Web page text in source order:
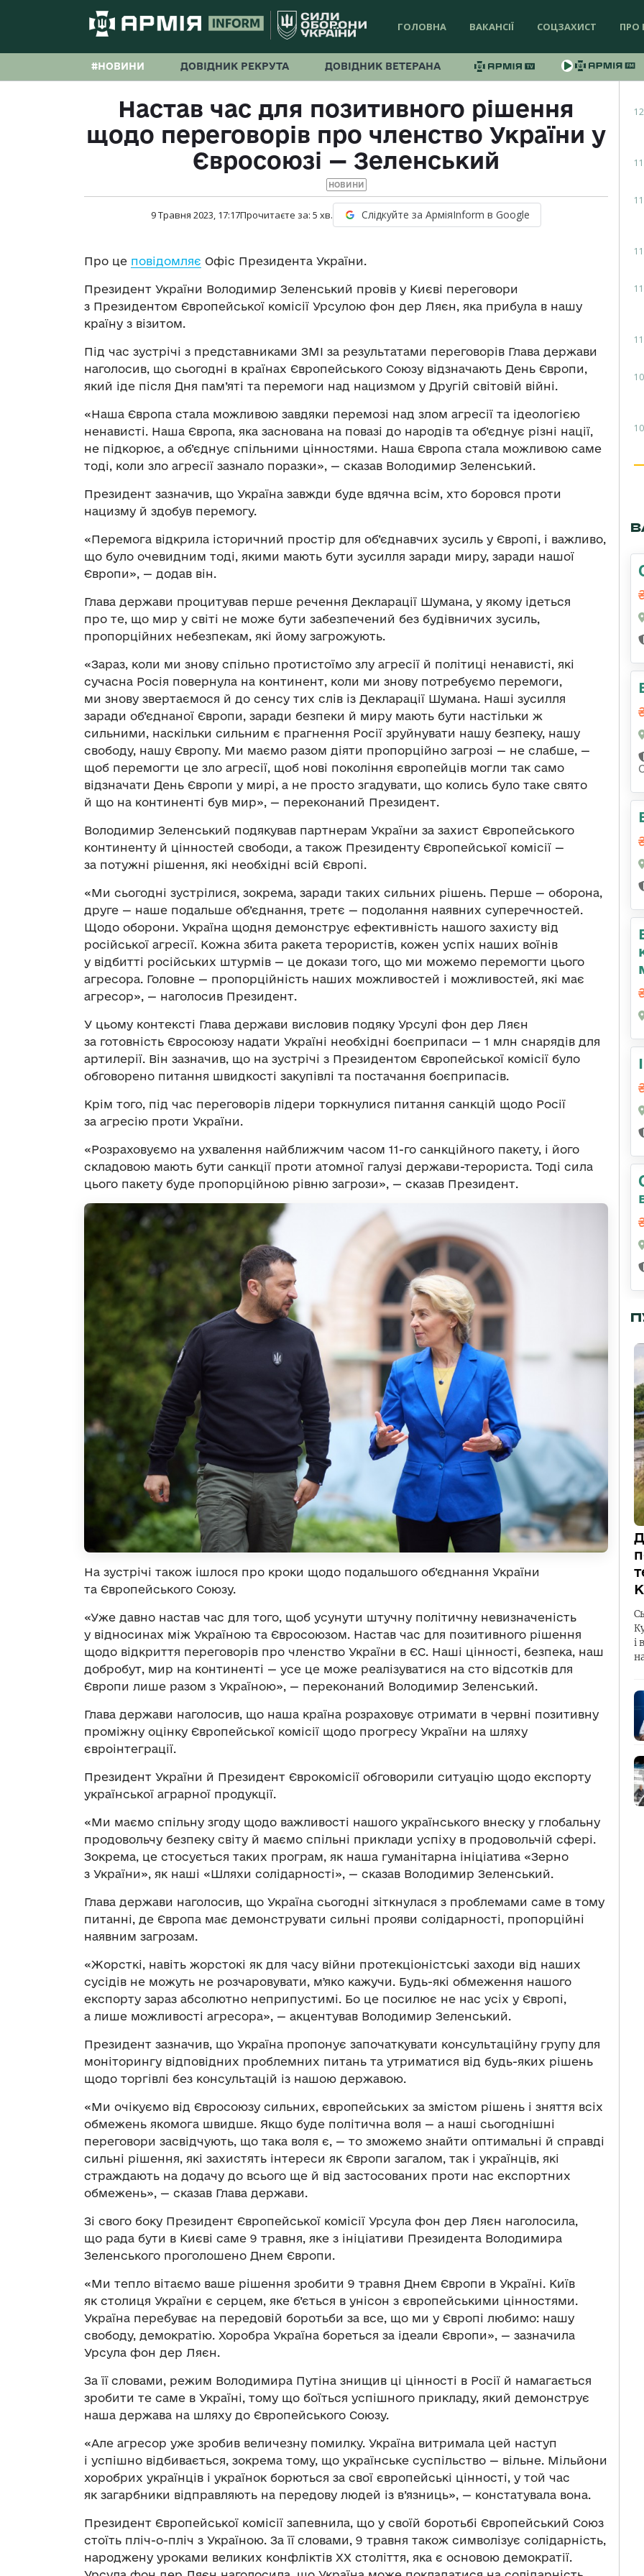
ГОЛОВНА ВАКАНСІЇ СОЦЗАХИСТ ПРО
#НОВИНИ ДОВІДНИК РЕКРУТА ДОВІДНИК ВЕТЕРАНА
Настав час для позитивного рішення
щодо переговорів про членство України у
Євросоюзі — Зеленський
НОВИНИ
9 Травня 2023, 17:17Прочитаєте за: 5 хв. Слідкуйте за АрміяInform в Google
Про це повідомляє Офіс Президента України.
Президент України Володимир Зеленський провів у Києві переговори
з Президентом Європейської комісії Урсулою фон дер Ляєн, яка прибула в нашу
країну з візитом.
Під час зустрічі з представниками ЗМІ за результатами переговорів Глава держави
наголосив, що сьогодні в країнах Європейського Союзу відзначають День Європи,
який іде після Дня пам’яті та перемоги над нацизмом у Другій світовій війні.
«Наша Європа стала можливою завдяки перемозі над злом агресії та ідеологією
ненависті. Наша Європа, яка заснована на повазі до народів та об’єднує різні нації,
не підкорює, а об’єднує спільними цінностями. Наша Європа стала можливою саме
тоді, коли зло агресії зазнало поразки», — сказав Володимир Зеленський.
Президент зазначив, що Україна завжди буде вдячна всім, хто боровся проти
нацизму й здобув перемогу.
«Перемога відкрила історичний простір для об’єднавчих зусиль у Європі, і важливо,
що було очевидним тоді, якими мають бути зусилля заради миру, заради нашої
Європи», — додав він.
Глава держави процитував перше речення Декларації Шумана, у якому ідеться
про те, що мир у світі не може бути забезпечений без будівничих зусиль,
пропорційних небезпекам, які йому загрожують.
«Зараз, коли ми знову спільно протистоїмо злу агресії й політиці ненависті, які
сучасна Росія повернула на континент, коли ми знову потребуємо перемоги,
ми знову звертаємося й до сенсу тих слів із Декларації Шумана. Наші зусилля
заради об’єднаної Європи, заради безпеки й миру мають бути настільки ж
сильними, наскільки сильним є прагнення Росії зруйнувати нашу безпеку, нашу
свободу, нашу Європу. Ми маємо разом діяти пропорційно загрозі — не слабше, —
щоб перемогти це зло агресії, щоб нові покоління європейців могли так само
відзначати День Європи у мирі, а не просто згадувати, що колись було таке свято
й що на континенті був мир», — переконаний Президент.
Володимир Зеленський подякував партнерам України за захист Європейського
континенту й цінностей свободи, а також Президенту Європейської комісії —
за потужні рішення, які необхідні всій Європі.
«Ми сьогодні зустрілися, зокрема, заради таких сильних рішень. Перше — оборона,
друге — наше подальше об’єднання, третє — подолання наявних суперечностей.
Щодо оборони. Україна щодня демонструє ефективність нашого захисту від
російської агресії. Кожна збита ракета терористів, кожен успіх наших воїнів
у відбитті російських штурмів — це докази того, що ми можемо перемогти цього
агресора. Головне — пропорційність наших можливостей і можливостей, які має
агресор», — наголосив Президент.
У цьому контексті Глава держави висловив подяку Урсулі фон дер Ляєн
за готовність Євросоюзу надати Україні необхідні боєприпаси — 1 млн снарядів для
артилерії. Він зазначив, що на зустрічі з Президентом Європейської комісії було
обговорено питання швидкості закупівлі та постачання боєприпасів.
Крім того, під час переговорів лідери торкнулися питання санкцій щодо Росії
за агресію проти України.
«Розраховуємо на ухвалення найближчим часом 11-го санкційного пакету, і його
складовою мають бути санкції проти атомної галузі держави-терориста. Тоді сила
цього пакету буде пропорційною рівню загрози», — сказав Президент.
На зустрічі також ішлося про кроки щодо подальшого об’єднання України
та Європейського Союзу.
«Уже давно настав час для того, щоб усунути штучну політичну невизначеність
у відносинах між Україною та Євросоюзом. Настав час для позитивного рішення
щодо відкриття переговорів про членство України в ЄС. Наші цінності, безпека, наш
добробут, мир на континенті — усе це може реалізуватися на сто відсотків для
Європи лише разом з Україною», — переконаний Володимир Зеленський.
Глава держави наголосив, що наша країна розраховує отримати в червні позитивну
проміжну оцінку Європейської комісії щодо прогресу України на шляху
євроінтеграції.
Президент України й Президент Єврокомісії обговорили ситуацію щодо експорту
української аграрної продукції.
«Ми маємо спільну згоду щодо важливості нашого українського внеску у глобальну
продовольчу безпеку світу й маємо спільні приклади успіху в продовольчій сфері.
Зокрема, це стосується таких програм, як наша гуманітарна ініціатива «Зерно
з України», як наші «Шляхи солідарності», — сказав Володимир Зеленський.
Глава держави наголосив, що Україна сьогодні зіткнулася з проблемами саме в тому
питанні, де Європа має демонструвати сильні прояви солідарності, пропорційні
наявним загрозам.
«Жорсткі, навіть жорстокі як для часу війни протекціоністські заходи від наших
сусідів не можуть не розчаровувати, мʼяко кажучи. Будь-які обмеження нашого
експорту зараз абсолютно неприпустимі. Бо це посилює не нас усіх у Європі,
а лише можливості агресора», — акцентував Володимир Зеленський.
Президент зазначив, що Україна пропонує започаткувати консультаційну групу для
моніторингу відповідних проблемних питань та утриматися від будь-яких рішень
щодо торгівлі без консультацій із нашою державою.
«Ми очікуємо від Євросоюзу сильних, європейських за змістом рішень і зняття всіх
обмежень якомога швидше. Якщо буде політична воля — а наші сьогоднішні
переговори засвідчують, що така воля є, — то зможемо знайти оптимальні й справді
сильні рішення, які захистять інтереси як Європи загалом, так і українців, які
страждають на додачу до всього ще й від застосованих проти нас експортних
обмежень», — сказав Глава держави.
Зі свого боку Президент Європейської комісії Урсула фон дер Ляєн наголосила,
що рада бути в Києві саме 9 травня, яке з ініціативи Президента Володимира
Зеленського проголошено Днем Європи.
«Ми тепло вітаємо ваше рішення зробити 9 травня Днем Європи в Україні. Київ
як столиця України є серцем, яке б’ється в унісон з європейськими цінностями.
Україна перебуває на передовій боротьби за все, що ми у Європі любимо: нашу
свободу, демократію. Хоробра Україна бореться за ідеали Європи», — зазначила
Урсула фон дер Ляєн.
За її словами, режим Володимира Путіна знищив ці цінності в Росії й намагається
зробити те саме в Україні, тому що боїться успішного прикладу, який демонструє
наша держава на шляху до Європейського Союзу.
«Але агресор уже зробив величезну помилку. Україна витримала цей наступ
і успішно відбивається, зокрема тому, що українське суспільство — вільне. Мільйони
хоробрих українців і українок борються за свої європейські цінності, у той час
як загарбники відправляють на передову людей із в’язниць», — констатувала вона.
Президент Європейської комісії запевнила, що у своїй боротьбі Європейський Союз
стоїть пліч-о-пліч з Україною. За її словами, 9 травня також символізує солідарність,
народжену уроками великих конфліктів ХХ століття, яка є основою демократії.
і